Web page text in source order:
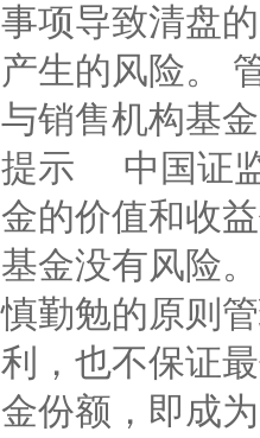
事项导致清盘
产生的风险。
与销售机构基
提示 中国证监
金的价值和收
基金没有风险
慎勤勉的原则
利，也不保证
金份额，即成